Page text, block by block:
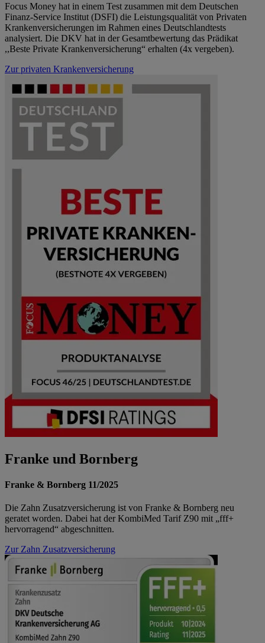
Focus Money hat in einem Test zusammen mit dem Deutschen
Finanz-Service Institut (DSFI) die Leistungsqualität von Privaten
Krankenversicherungen im Rahmen eines Deutschlandtests
analysiert. Die DKV hat in der Gesamtbewertung das Prädikat
,,Beste Private Krankenversicherung“ erhalten (4x vergeben).
Zur privaten Krankenversicherung
Franke und Bornberg
Franke & Bornberg 11/2025
Die Zahn Zusatzversicherung ist von Franke & Bornberg neu
geratet worden. Dabei hat der KombiMed Tarif Z90 mit „fff+
hervorragend“ abgeschnitten.
Zur Zahn Zusatzversicherung